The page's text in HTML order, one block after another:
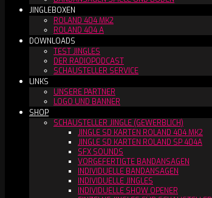
JINGLEBOXEN
ROLAND 404 MK2
ROLAND 404 A
DOWNLOADS
TEST JINGLES
DER RADIOPODCAST
SCHAUSTELLER SERVICE
LINKS
UNSERE PARTNER
LOGO UND BANNER
SHOP
SCHAUSTELLER JINGLE (GEWERBLICH)
JINGLE SD KARTEN ROLAND 404 MK2
JINGLE SD KARTEN ROLAND SP 404A
SFX SOUNDS
VORGEFERTIGTE BANDANSAGEN
INDIVIDUELLE BANDANSAGEN
INDIVIDUELLE JINGLES
INDIVIDUELLE SHOW OPENER